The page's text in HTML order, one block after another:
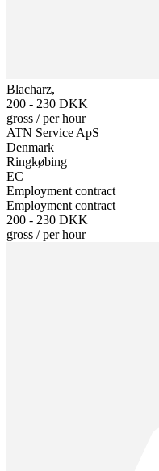
Blacharz,
200 - 230 DKK
gross /per hour
ATN Service ApS
Denmark
Ringkøbing
EC
Employment contract
Employment contract
200 - 230 DKK
gross /per hour